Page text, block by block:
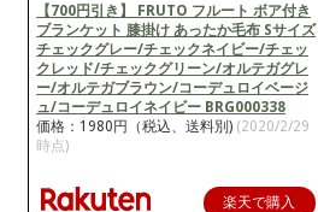
【700円引き】 FRUTO フルート ボア付き
ブランケット 膝掛け あったか毛布 Sサイズ
チェックグレー/チェックネイビー/チェッ
クレッド/チェックグリーン/オルテガグレ
ー/オルテガブラウン/コーデュロイベージ
ュ/コーデュロイネイビー BRG000338
価格：1980円（税込、送料別) (2020/2/29
時点)
楽天で購入